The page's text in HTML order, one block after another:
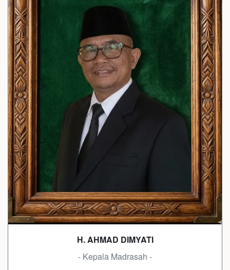
H. AHMAD DIMYATI
- Kepala Madrasah -